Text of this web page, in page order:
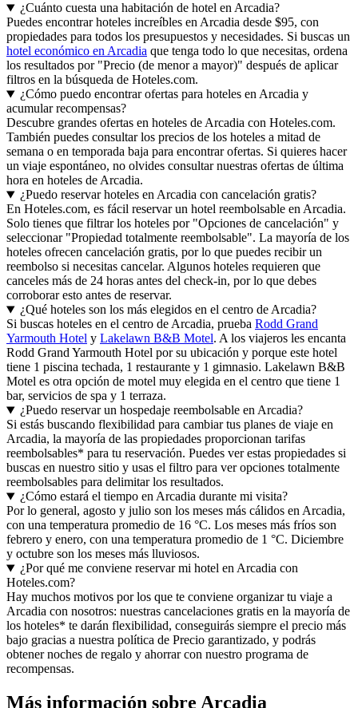
¿Cuánto cuesta una habitación de hotel en Arcadia?
Puedes encontrar hoteles increíbles en Arcadia desde $95, con
propiedades para todos los presupuestos y necesidades. Si buscas un
hotel económico en Arcadia que tenga todo lo que necesitas, ordena
los resultados por "Precio (de menor a mayor)" después de aplicar
filtros en la búsqueda de Hoteles.com.
¿Cómo puedo encontrar ofertas para hoteles en Arcadia y
acumular recompensas?
Descubre grandes ofertas en hoteles de Arcadia con Hoteles.com.
También puedes consultar los precios de los hoteles a mitad de
semana o en temporada baja para encontrar ofertas. Si quieres hacer
un viaje espontáneo, no olvides consultar nuestras ofertas de última
hora en hoteles de Arcadia.
¿Puedo reservar hoteles en Arcadia con cancelación gratis?
En Hoteles.com, es fácil reservar un hotel reembolsable en Arcadia.
Solo tienes que filtrar los hoteles por "Opciones de cancelación" y
seleccionar "Propiedad totalmente reembolsable". La mayoría de los
hoteles ofrecen cancelación gratis, por lo que puedes recibir un
reembolso si necesitas cancelar. Algunos hoteles requieren que
canceles más de 24 horas antes del check-in, por lo que debes
corroborar esto antes de reservar.
¿Qué hoteles son los más elegidos en el centro de Arcadia?
Si buscas hoteles en el centro de Arcadia, prueba Rodd Grand
Yarmouth Hotel y Lakelawn B&B Motel. A los viajeros les encanta
Rodd Grand Yarmouth Hotel por su ubicación y porque este hotel
tiene 1 piscina techada, 1 restaurante y 1 gimnasio. Lakelawn B&B
Motel es otra opción de motel muy elegida en el centro que tiene 1
bar, servicios de spa y 1 terraza.
¿Puedo reservar un hospedaje reembolsable en Arcadia?
Si estás buscando flexibilidad para cambiar tus planes de viaje en
Arcadia, la mayoría de las propiedades proporcionan tarifas
reembolsables* para tu reservación. Puedes ver estas propiedades si
buscas en nuestro sitio y usas el filtro para ver opciones totalmente
reembolsables para delimitar los resultados.
¿Cómo estará el tiempo en Arcadia durante mi visita?
Por lo general, agosto y julio son los meses más cálidos en Arcadia,
con una temperatura promedio de 16 °C. Los meses más fríos son
febrero y enero, con una temperatura promedio de 1 °C. Diciembre
y octubre son los meses más lluviosos.
¿Por qué me conviene reservar mi hotel en Arcadia con
Hoteles.com?
Hay muchos motivos por los que te conviene organizar tu viaje a
Arcadia con nosotros: nuestras cancelaciones gratis en la mayoría de
los hoteles* te darán flexibilidad, conseguirás siempre el precio más
bajo gracias a nuestra política de Precio garantizado, y podrás
obtener noches de regalo y ahorrar con nuestro programa de
recompensas.
Más información sobre Arcadia